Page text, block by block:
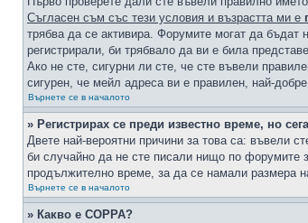
Съгласен съм със тези условия и възрастта ми е
трябва да се активира. Форумите могат да бъдат
регистрирали, би трябвало да ви е била
Ако не сте, сигурни ли сте, че сте въвели
сигурен, че мейл адреса ви е правилен, най-
Върнете се в началото
» Регистрирах се преди известно време, но
Двете най-вероятни причини за това са: въвели
би случайно да не сте писали нищо по форумите
продължително време, за да се намали размера
Върнете се в началото
» Какво е COPPA?